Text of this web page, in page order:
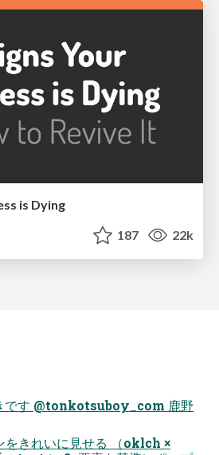
is Dying
187 22k
です @tonkotsuboy_com 鹿野
をきれいに見せる （oklch ×